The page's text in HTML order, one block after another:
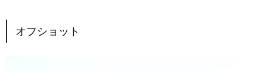
オフショット